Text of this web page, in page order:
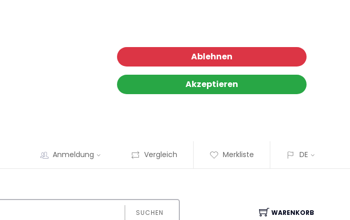
Ablehnen
Akzeptieren
Anmeldung Vergleich Merkliste DE
SUCHEN WARENKORB